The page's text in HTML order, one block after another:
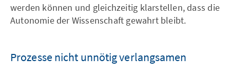
werden können und gleichzeitig klarstellen, dass die
Autonomie der Wissenschaft gewahrt bleibt.
Prozesse nicht unnötig verlangsamen